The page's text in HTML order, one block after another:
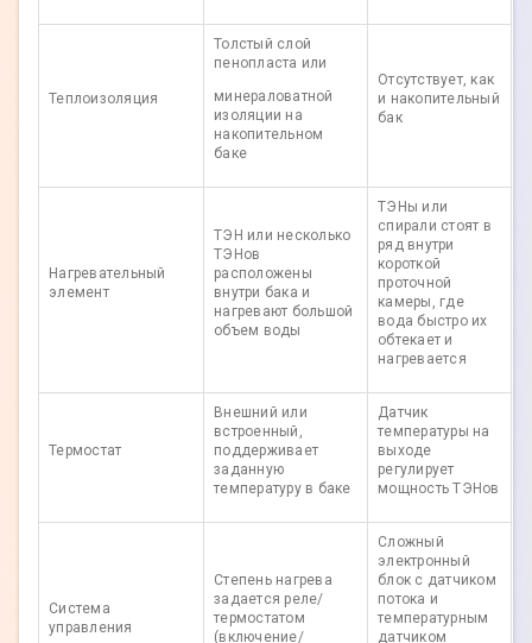
Теплоизоляция
Толстый слой
пенопласта или
минераловатной
изоляции на
накопительном
баке
Отсутствует, как
и накопительный
бак
Нагревательный
элемент
ТЭН или несколько
ТЭНов
расположены
внутри бака и
нагревают большой
объем воды
ТЭНы или
спирали стоят в
ряд внутри
короткой
проточной
камеры, где
вода быстро их
обтекает и
нагревается
Термостат
Внешний или
встроенный,
поддерживает
заданную
температуру в баке
Датчик
температуры на
выходе
регулирует
мощность ТЭНов
Система
управления
Степень нагрева
задается реле/
термостатом
(включение/
Сложный
электронный
блок с датчиком
потока и
температурным
датчиком